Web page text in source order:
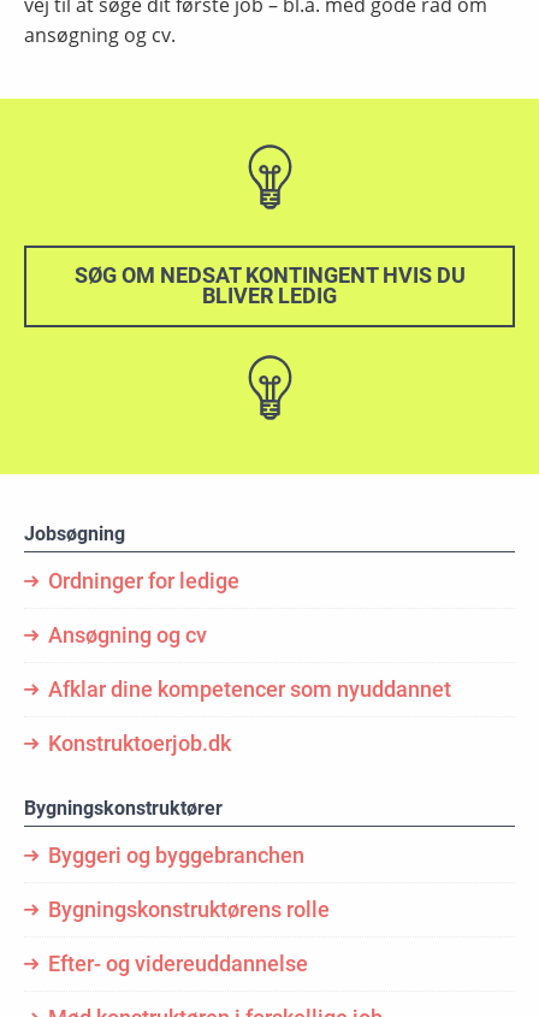
ansøgning og cv.
SØG OM NEDSAT KONTINGENT HVIS DU
BLIVER LEDIG
Jobsøgning
Ordninger for ledige
Ansøgning og cv
Afklar dine kompetencer som nyuddannet
Konstruktoerjob.dk
Bygningskonstruktører
Byggeri og byggebranchen
Bygningskonstruktørens rolle
Efter- og videreuddannelse